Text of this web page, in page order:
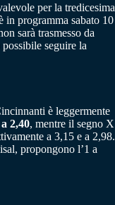
per la tredicesima
in programma sabato 10
sarà trasmesso da
seguire la
è leggermente
2,40, mentre il segno X
a 3,15 e a 2,98.
propongono l’1 a